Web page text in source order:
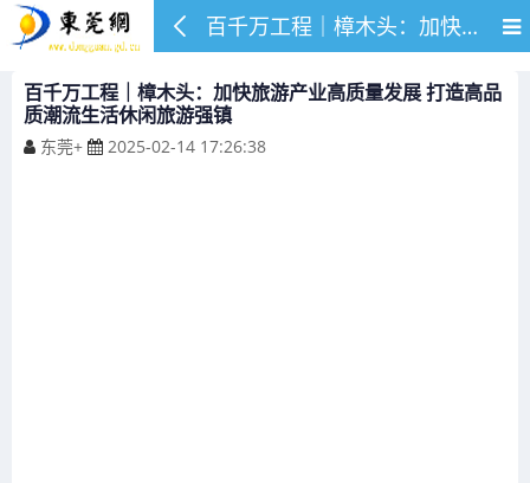
百千万工程｜樟木头：加快旅游产业高质量发展 打造高品质潮流生活休闲旅游强镇
百千万工程｜樟木头：加快旅游产业高质量发展 打造高品
质潮流生活休闲旅游强镇
东莞+ 2025-02-14 17:26:38